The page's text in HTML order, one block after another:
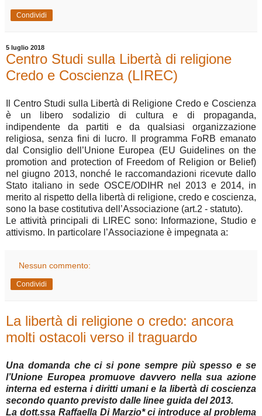
Condividi
5 luglio 2018
Centro Studi sulla Libertà di religione
Credo e Coscienza (LIREC)
Il Centro Studi sulla Libertà di Religione Credo e Coscienza
è un libero sodalizio di cultura e di propaganda,
indipendente da partiti e da qualsiasi organizzazione
religiosa, senza fini di lucro. Il programma FoRB emanato
dal Consiglio dell’Unione Europea (EU Guidelines on the
promotion and protection of Freedom of Religion or Belief)
nel giugno 2013, nonché le raccomandazioni ricevute dallo
Stato italiano in sede OSCE/ODIHR nel 2013 e 2014, in
merito al rispetto della libertà di religione, credo e coscienza,
sono la base costitutiva dell’Associazione (art.2 - statuto).
Le attività principali di LIREC sono: Informazione, Studio e
attivismo. In particolare l’Associazione è impegnata a:
Nessun commento:
Condividi
La libertà di religione o credo: ancora
molti ostacoli verso il traguardo
Una domanda che ci si pone sempre più spesso e se
l’Unione Europea promuove davvero nella sua azione
interna ed esterna i diritti umani e la libertà di coscienza
secondo quanto previsto dalle linee guida del 2013.
La dott.ssa Raffaella Di Marzio* ci introduce al problema